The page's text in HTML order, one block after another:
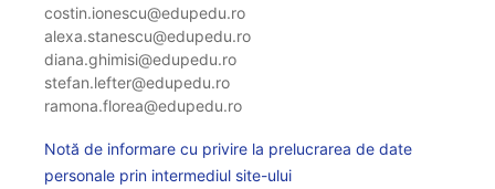
costin.ionescu@edupedu.ro
alexa.stanescu@edupedu.ro
diana.ghimisi@edupedu.ro
stefan.lefter@edupedu.ro
ramona.florea@edupedu.ro
Notă de informare cu privire la prelucrarea de date
personale prin intermediul site-ului